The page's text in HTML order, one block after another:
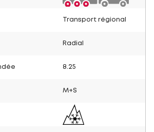
Transport régional
Radial
8.25
M+S